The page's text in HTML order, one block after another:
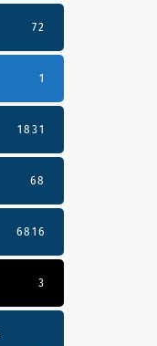
72
1
1831
68
6816
3